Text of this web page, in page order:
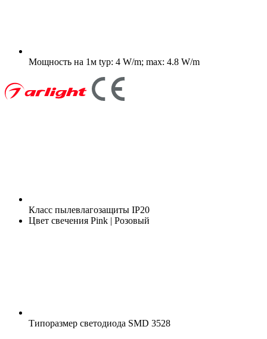
Мощность на 1м typ: 4 W/m; max: 4.8 W/m
Класс пылевлагозащиты IP20
Цвет свечения Pink | Розовый
Типоразмер светодиода SMD 3528